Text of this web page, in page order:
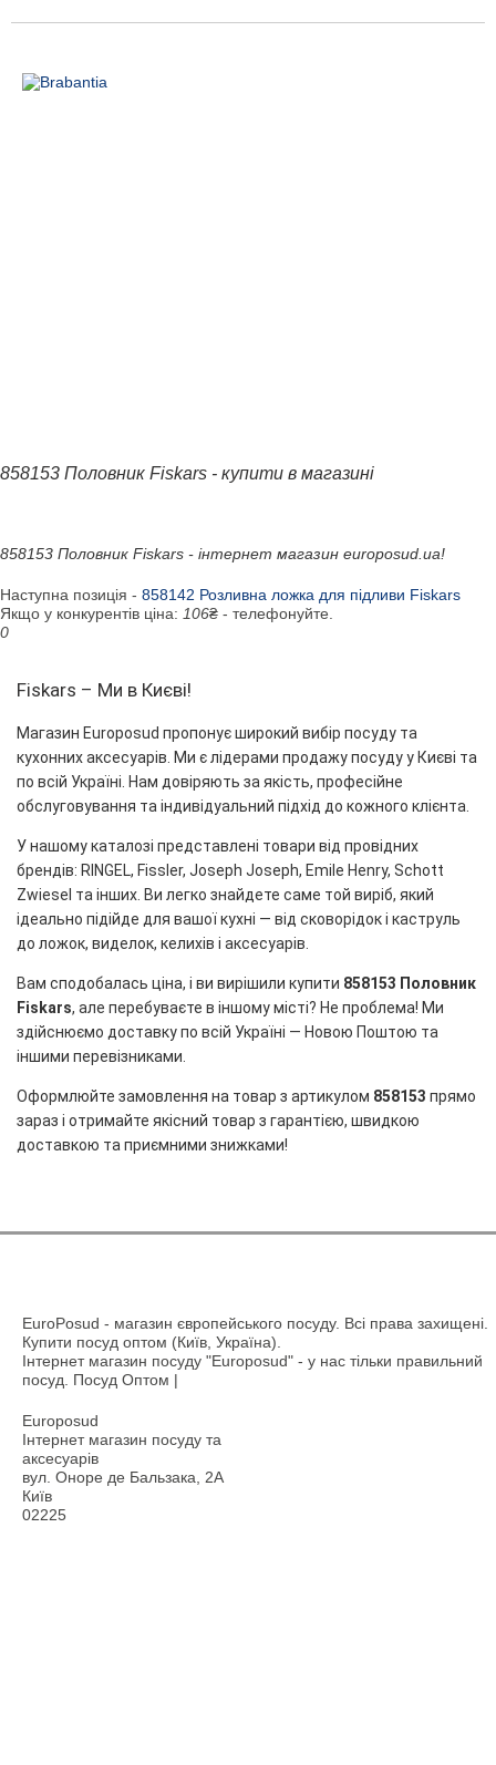
858153 Половник Fiskars - купити в магазині
858153 Половник Fiskars - інтернет магазин europosud.ua!
Наступна позиція - 858142 Розливна ложка для підливи Fiskars
Якщо у конкурентів ціна: 106₴ - телефонуйте.
0
Fiskars – Ми в Києві!
Магазин Europosud пропонує широкий вибір посуду та
кухонних аксесуарів. Ми є лідерами продажу посуду у Києві та
по всій Україні. Нам довіряють за якість, професійне
обслуговування та індивідуальний підхід до кожного клієнта.
У нашому каталозі представлені товари від провідних
брендів: RINGEL, Fissler, Joseph Joseph, Emile Henry, Schott
Zwiesel та інших. Ви легко знайдете саме той виріб, який
ідеально підійде для вашої кухні — від сковорідок і каструль
до ложок, виделок, келихів і аксесуарів.
Вам сподобалась ціна, і ви вирішили купити 858153 Половник
Fiskars, але перебуваєте в іншому місті? Не проблема! Ми
здійснюємо доставку по всій Україні — Новою Поштою та
іншими перевізниками.
Оформлюйте замовлення на товар з артикулом 858153 прямо
зараз і отримайте якісний товар з гарантією, швидкою
доставкою та приємними знижками!
EuroPosud - магазин європейського посуду. Всі права захищені.
Купити посуд оптом (Київ, Україна).
Інтернет магазин посуду "Europosud" - у нас тільки правильний
посуд. Посуд Оптом |
Europosud
Інтернет магазин посуду та
аксесуарів
вул. Оноре де Бальзака, 2А
Київ
02225